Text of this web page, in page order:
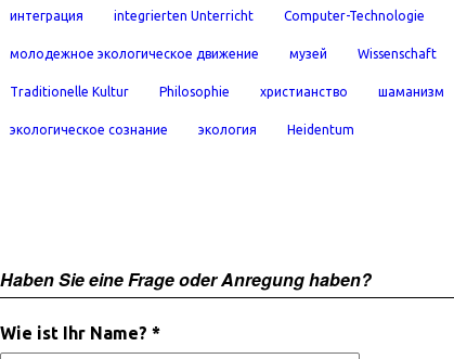
интеграция integrierten Unterricht Computer-Technologie
молодежное экологическое движение музей Wissenschaft
Traditionelle Kultur Philosophie христианство шаманизм
экологическое сознание экология Heidentum
Haben Sie eine Frage oder Anregung haben?
Wie ist Ihr Name? *